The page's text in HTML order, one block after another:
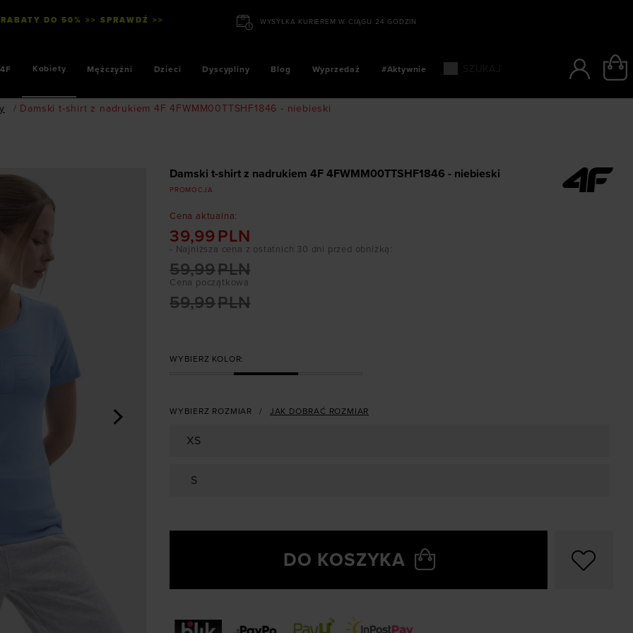
DO 50% >> SPRAWDŹ >>
4F Kobiety Mężczyźni Dzieci Dyscypliny Blog Wyprzedaż #Aktywnie
/ Damski t-shirt z nadrukiem 4F 4FWMM00TTSHF1846 - niebieski
Damski t-shirt z nadrukiem 4F 4FWMM00TTSHF1846 - niebieski
PROMOCJA
Cena aktualna:
39,99 PLN
Cena początkowa
59,99PLN
59,99PLN
- Najniższa cena z ostatnich 30 dni przed obniżką:
WYBIERZ KOLOR:
WYBIERZ ROZMIAR JAK DOBRAĆ ROZMIAR
XS
S
DO KOSZYKA